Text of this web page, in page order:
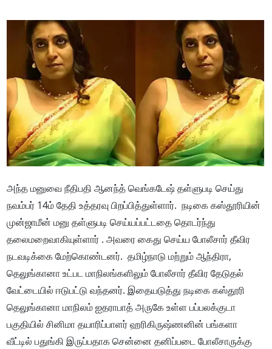
அந்த மனுவை நீதிபதி ஆனந்த் வெங்கடேஷ் தள்ளுபடி செய்து
நவம்பர் 14ம் தேதி உத்தரவு பிறப்பித்துள்ளார். நடிகை கஸ்தூரியின்
முன்ஜாமீன் மனு தள்ளுபடி செய்யப்பட்டதை தொடர்ந்து
தலைமறைவாகியுள்ளார் . அவரை கைது செய்ய போலீசார் தீவிர
நடவடிக்கை மேற்கொண்டனர். தமிழ்நாடு மற்றும் ஆந்திரா,
தெலுங்கானா உட்பட மாநிலங்களிலும் போலீசார் தீவிர தேடுதல்
வேட்டையில் ஈடுபட்டு வந்தனர். இதையடுத்து நடிகை கஸ்தூரி
தெலுங்கானா மாநிலம் ஐதராபாத் அருகே உள்ள பப்பலக்குடா
பகுதியில் சினிமா தயாரிப்பாளர் ஹரிகிருஷ்ணனின் பங்களா
வீட்டில் பதுங்கி இருப்பதாக சென்னை தனிப்படை போலீசாருக்கு